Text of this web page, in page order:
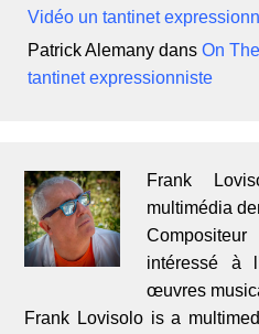
Vidéo un tantinet
Patrick Alemany dansOn
tantinet expressionniste
Frank
multimédia
intéressé à
œuvres
Frank Lovisolo is a